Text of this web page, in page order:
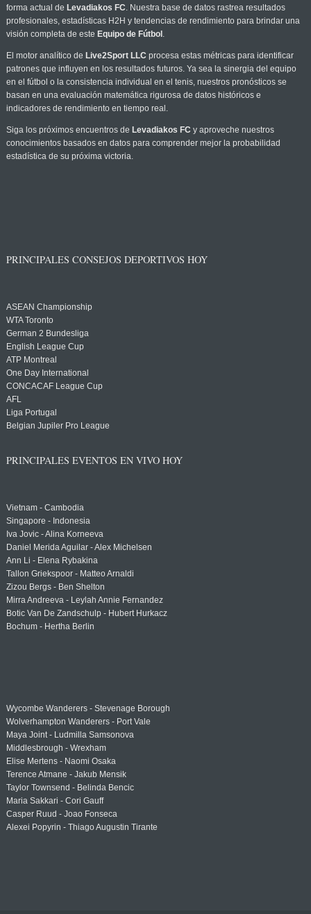
forma actual de Levadiakos FC. Nuestra base de datos rastrea resultados
profesionales, estadísticas H2H y tendencias de rendimiento para brindar una
visión completa de este Equipo de Fútbol .
El motor analítico de Live2Sport LLC procesa estas métricas para identificar
patrones que influyen en los resultados futuros. Ya sea la sinergia del equipo
en el fútbol o la consistencia individual en el tenis, nuestros pronósticos se
basan en una evaluación matemática rigurosa de datos históricos e
indicadores de rendimiento en tiempo real.
Siga los próximos encuentros de Levadiakos FC y aproveche nuestros
conocimientos basados en datos para comprender mejor la probabilidad
estadística de su próxima victoria.
PRINCIPALES CONSEJOS DEPORTIVOS HOY
ASEAN Championship
WTA Toronto
German 2 Bundesliga
English League Cup
ATP Montreal
One Day International
CONCACAF League Cup
AFL
Liga Portugal
Belgian Jupiler Pro League
PRINCIPALES EVENTOS EN VIVO HOY
Vietnam - Cambodia
Singapore - Indonesia
Iva Jovic - Alina Korneeva
Daniel Merida Aguilar - Alex Michelsen
Ann Li - Elena Rybakina
Tallon Griekspoor - Matteo Arnaldi
Zizou Bergs - Ben Shelton
Mirra Andreeva - Leylah Annie Fernandez
Botic Van De Zandschulp - Hubert Hurkacz
Bochum - Hertha Berlin
Wycombe Wanderers - Stevenage Borough
Wolverhampton Wanderers - Port Vale
Maya Joint - Ludmilla Samsonova
Middlesbrough - Wrexham
Elise Mertens - Naomi Osaka
Terence Atmane - Jakub Mensik
Taylor Townsend - Belinda Bencic
Maria Sakkari - Cori Gauff
Casper Ruud - Joao Fonseca
Alexei Popyrin - Thiago Augustin Tirante